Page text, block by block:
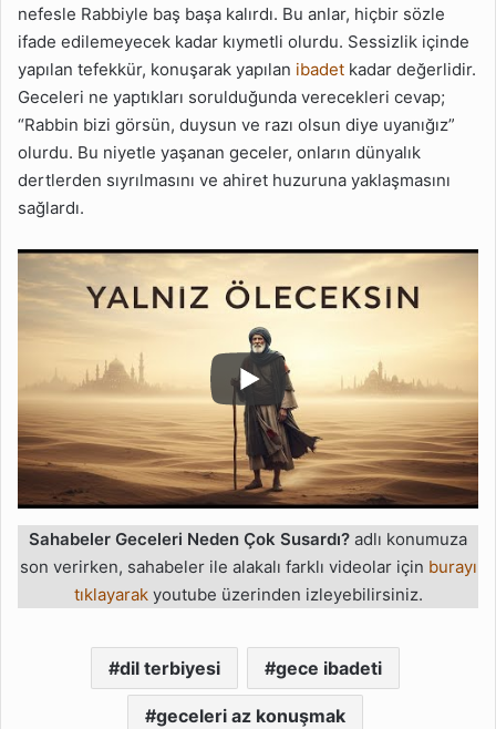
nefesle Rabbiyle baş başa kalırdı. Bu anlar, hiçbir sözle
ifade edilemeyecek kadar kıymetli olurdu. Sessizlik içinde
yapılan tefekkür, konuşarak yapılan ibadet kadar değerlidir.
Geceleri ne yaptıkları sorulduğunda verecekleri cevap;
“Rabbin bizi görsün, duysun ve razı olsun diye uyanığız”
olurdu. Bu niyetle yaşanan geceler, onların dünyalık
dertlerden sıyrılmasını ve ahiret huzuruna yaklaşmasını
sağlardı.
Sahabeler Geceleri Neden Çok Susardı? adlı konumuza
son verirken, sahabeler ile alakalı farklı videolar için burayı
tıklayarakyoutube üzerinden izleyebilirsiniz.
dil terbiyesi gece ibadeti
geceleri az konuşmak